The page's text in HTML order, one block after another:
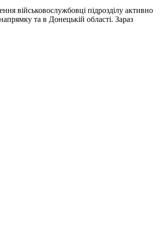
військовослужбовці підрозділу активно
та в Донецькій області. Зараз